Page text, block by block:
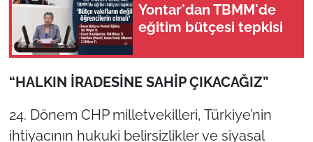
Yontar'dan TBMM'de
eğitim bütçesi tepkisi
“HALKIN İRADESİNE SAHİP ÇIKACAĞIZ”
24. Dönem CHP milletvekilleri, Türkiye’nin
ihtiyacının hukuki belirsizlikler ve siyasal